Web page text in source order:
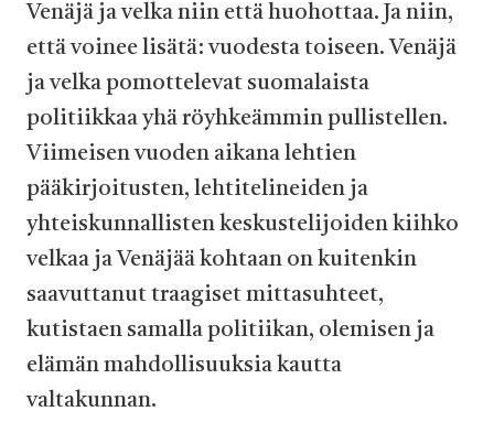
Venäjä ja velka niin että huohottaa. Ja niin,
että voinee lisätä: vuodesta toiseen. Venäjä
ja velka pomottelevat suomalaista
politiikkaa yhä röyhkeämmin pullistellen.
Viimeisen vuoden aikana lehtien
pääkirjoitusten, lehtitelineiden ja
yhteiskunnallisten keskustelijoiden kiihko
velkaa ja Venäjää kohtaan on kuitenkin
saavuttanut traagiset mittasuhteet,
kutistaen samalla politiikan, olemisen ja
elämän mahdollisuuksia kautta
valtakunnan.